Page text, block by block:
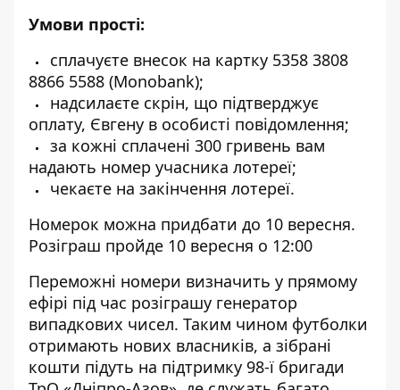
Умови прості:
сплачуєте внесок на картку 5358 3808
8866 5588 (Monobank);
надсилаєте скрін, що підтверджує
оплату, Євгену в особисті повідомлення;
за кожні сплачені 300 гривень вам
надають номер учасника лотереї;
чекаєте на закінчення лотереї.
Номерок можна придбати до 10 вересня.
Розіграш пройде 10 вересня о 12:00
Переможні номери визначить у прямому
ефірі під час розіграшу генератор
випадкових чисел. Таким чином футболки
отримають нових власників, а зібрані
кошти підуть на підтримку 98-ї бригади